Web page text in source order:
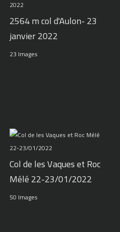
2564 m col d'Aulon- 23
janvier 2022
23 Images
Col de les Vaques et Roc
Mélé 22-23/01/2022
50 Images